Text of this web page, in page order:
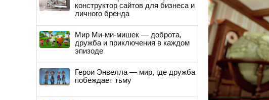
конструктор сайтов для бизнеса и
личного бренда
Мир Ми-ми-мишек — доброта,
дружба и приключения в каждом
эпизоде
Герои Энвелла — мир, где дружба
побеждает тьму